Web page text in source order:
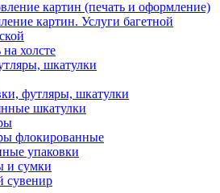
картин (печать и оформление)
картин. Услуги багетной
холсте
шкатулки
футляры, шкатулки
шкатулки
флокированные
упаковки
и сумки
сувенир